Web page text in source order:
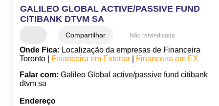
GALILEO GLOBAL ACTIVE/PASSIVE FUND
CITIBANK DTVM SA
Compartilhar Não reivindicada
Onde Fica: Localização da empresas de Financeira
Toronto |
Financeira em Exterior|
Financeira em EX
Falar com: Galileo Global active/passive fund citibank
dtvm sa
Endereço